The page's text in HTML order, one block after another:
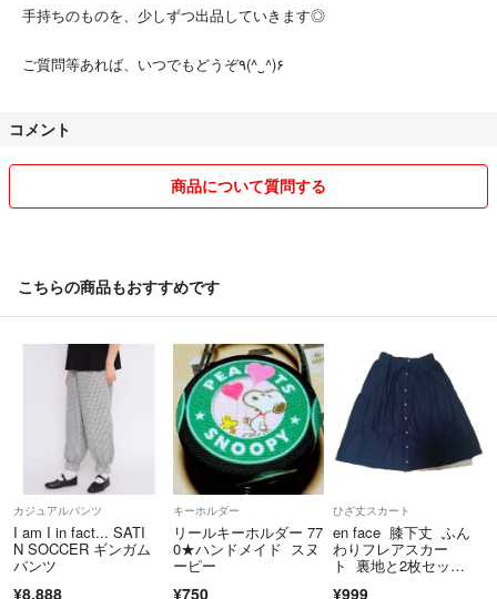
#オハナ #サニークラウズ#ナノユニバース
手持ちのものを、少しずつ出品していきます◎
ご質問等あれば、いつでもどうぞ٩(^‿^)۶
コメント
商品について質問する
こちらの商品もおすすめです
カジュアルパンツ
I am I in fact... SATI
N SOCCER ギンガム
パンツ
¥8,888
キーホルダー
リールキーホルダー 77
0★ハンドメイド スヌ
ーピー
¥750
ひざ丈スカート
en face 膝下丈 ふん
わりフレアスカー
ト 裏地と2枚セッ
¥999